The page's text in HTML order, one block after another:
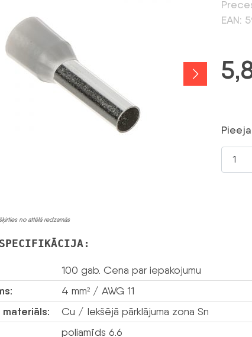
no attēlā redzamās
EAN:
100 gab. Cena par iepakojumu
4 mm² / AWG 11
materiāls: Cu / Iekšējā pārklājuma zona Sn
poliamīds 6.6